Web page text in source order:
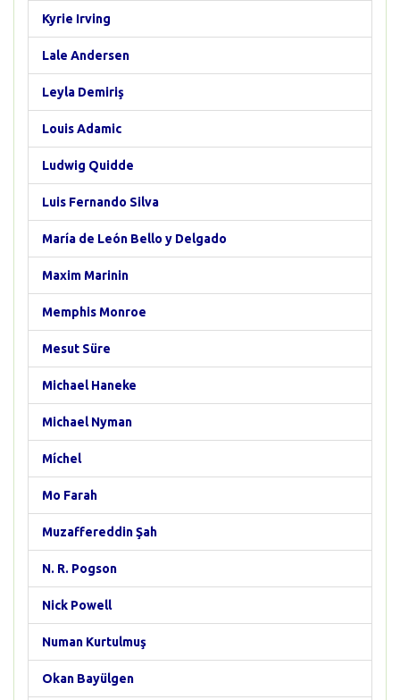
Kyrie Irving
Lale Andersen
Leyla Demiriş
Louis Adamic
Ludwig Quidde
Luis Fernando Silva
María de León Bello y Delgado
Maxim Marinin
Memphis Monroe
Mesut Süre
Michael Haneke
Michael Nyman
Míchel
Mo Farah
Muzaffereddin Şah
N. R. Pogson
Nick Powell
Numan Kurtulmuş
Okan Bayülgen